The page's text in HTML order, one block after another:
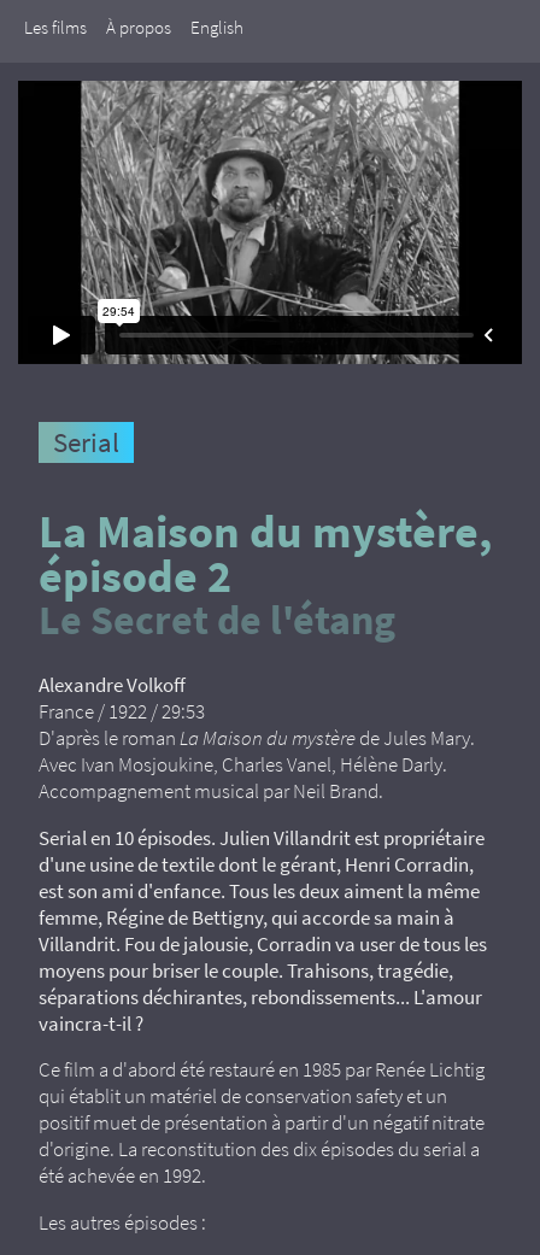
Les films À propos English
Serial
La Maison du mystère,
épisode 2
Le Secret de l'étang
Alexandre Volkoff
France / 1922 / 29:53
D'après le romanLa Maison du mystèrede Jules Mary.
Avec Ivan Mosjoukine, Charles Vanel, Hélène Darly.
Accompagnement musical par Neil Brand.
Serial en 10 épisodes. Julien Villandrit est propriétaire
d'une usine de textile dont le gérant, Henri Corradin,
est son ami d'enfance. Tous les deux aiment la même
femme, Régine de Bettigny, qui accorde sa main à
Villandrit. Fou de jalousie, Corradin va user de tous les
moyens pour briser le couple. Trahisons, tragédie,
séparations déchirantes, rebondissements... L'amour
vaincra-t-il ?
Ce film a d'abord été restauré en 1985 par Renée Lichtig
qui établit un matériel de conservation safety et un
positif muet de présentation à partir d'un négatif nitrate
d'origine. La reconstitution des dix épisodes du serial a
été achevée en 1992.
Les autres épisodes :